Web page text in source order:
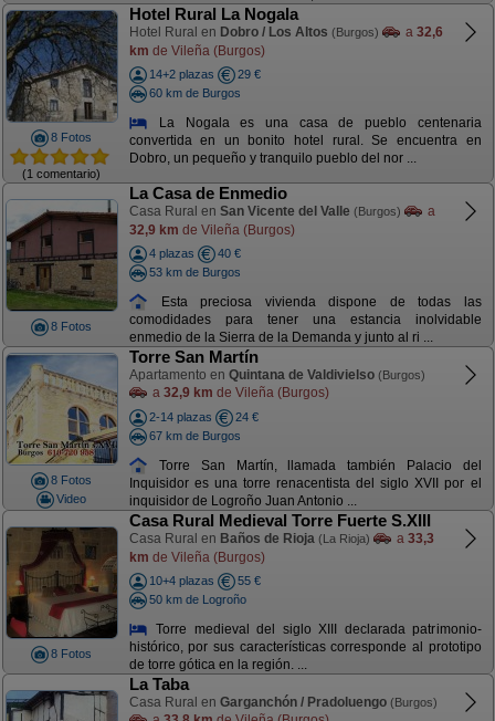
8 Fotos
(1 comentario)
Hotel Rural La Nogala
Hotel Rural en Dobro / Los Altos (Burgos) a 32,6
km de Vileña (Burgos)
14+2 plazas
29 €
60 km de Burgos
La Nogala es una casa de pueblo centenaria
convertida en un bonito hotel rural. Se encuentra en
Dobro, un pequeño y tranquilo pueblo del nor ...
8 Fotos
La Casa de Enmedio
Casa Rural en San Vicente del Valle (Burgos)
a
32,9 km de Vileña (Burgos)
4 plazas
40 €
53 km de Burgos
Esta preciosa vivienda dispone de todas las
comodidades para tener una estancia inolvidable
enmedio de la Sierra de la Demanda y junto al ri ...
8 Fotos
Video
Torre San Martín
Apartamento en Quintana de Valdivielso (Burgos)
a 32,9 km de Vileña (Burgos)
2-14 plazas
24 €
67 km de Burgos
Torre San Martín, llamada también Palacio del
Inquisidor es una torre renacentista del siglo XVII por el
inquisidor de Logroño Juan Antonio ...
8 Fotos
Casa Rural Medieval Torre Fuerte S.XIII
Casa Rural en Baños de Rioja (La Rioja) a 33,3
km de Vileña (Burgos)
10+4 plazas
55 €
50 km de Logroño
Torre medieval del siglo XIII declarada patrimonio-
histórico, por sus características corresponde al prototipo
de torre gótica en la región. ...
La Taba
Casa Rural en Garganchón / Pradoluengo (Burgos)